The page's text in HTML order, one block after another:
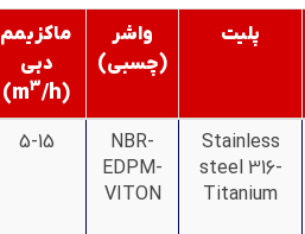
پلیت
واشر
(چسبی)
ماکزیمم
دبی
(
m3/h
)
Stainless
steel 316-
Titanium
NBR-
EDPM-
VITON
5-15